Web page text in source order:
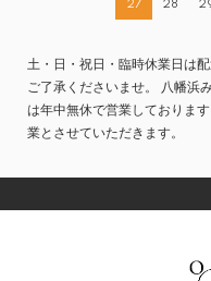
27 28
土・日・祝日・臨時休業日は
ご了承くださいませ。 八幡浜
は年中無休で営業しておりま
業とさせていただきます。